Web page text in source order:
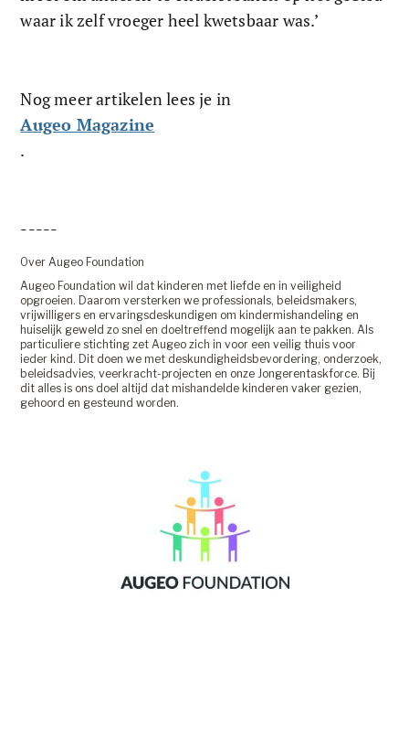
waar ik zelf vroeger heel kwetsbaar was.’
Nog meer artikelen lees je in
Augeo Magazine
.
-----
Over Augeo Foundation
Augeo Foundation wil dat kinderen met liefde en in veiligheid
opgroeien. Daarom versterken we professionals, beleidsmakers,
vrijwilligers en ervaringsdeskundigen om kindermishandeling en
huiselijk geweld zo snel en doeltreffend mogelijk aan te pakken. Als
particuliere stichting zet Augeo zich in voor een veilig thuis voor
ieder kind. Dit doen we met deskundigheidsbevordering, onderzoek,
beleidsadvies, veerkracht-projecten en onze Jongerentaskforce. Bij
dit alles is ons doel altijd dat mishandelde kinderen vaker gezien,
gehoord en gesteund worden.